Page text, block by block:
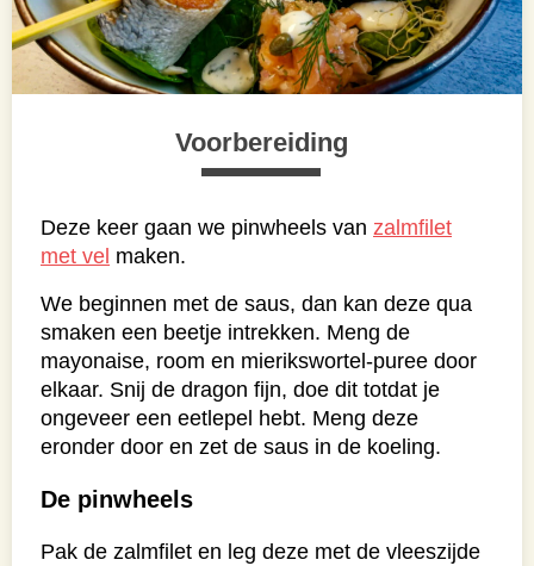
Voorbereiding
Deze keer gaan we pinwheels van zalmfilet
met vel maken.
We beginnen met de saus, dan kan deze qua
smaken een beetje intrekken. Meng de
mayonaise, room en mierikswortel-puree door
elkaar. Snij de dragon fijn, doe dit totdat je
ongeveer een eetlepel hebt. Meng deze
eronder door en zet de saus in de koeling.
De pinwheels
Pak de zalmfilet en leg deze met de vleeszijde